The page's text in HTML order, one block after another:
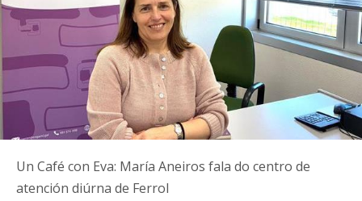
Un Café con Eva: María Aneiros fala do centro de
atención diúrna de Ferrol